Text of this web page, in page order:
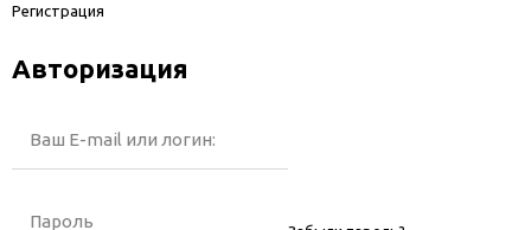
Регистрация
Авторизация
Ваш E-mail или логин:
Пароль